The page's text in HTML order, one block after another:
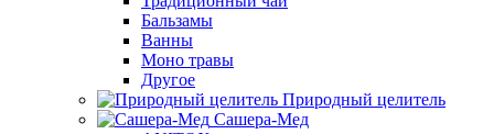
Бальзамы
Ванны
Моно травы
Другое
Природный целитель
Сашера-Мед